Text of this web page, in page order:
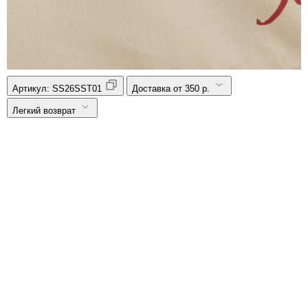
Артикул: SS26SST01 Доставка от 350 р.
Легкий возврат